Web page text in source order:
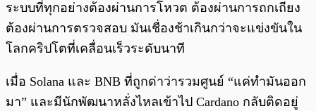
ระบบที่ทุกอย่างต้องผ่านการโหวต ต้องผ่านการถกเถียง
ต้องผ่านการตรวจสอบ มันเชื่องช้าเกินกว่าจะแข่งขันใน
โลกคริปโตที่เคลื่อนเร็วระดับนาที
เมื่อ Solana และ BNB ที่ถูกด่าว่ารวมศูนย์ “แค่ทำมันออก
มา” และมีนักพัฒนาหลั่งไหลเข้าไป Cardano กลับติดอยู่